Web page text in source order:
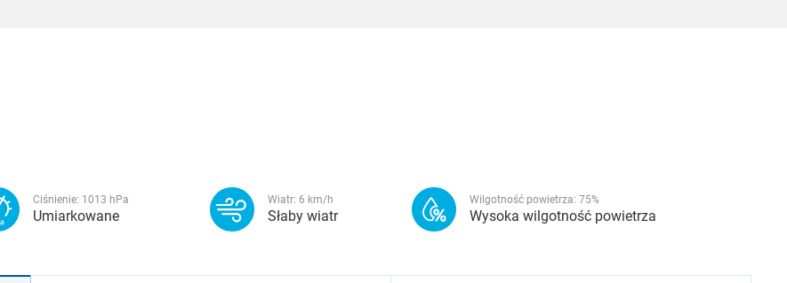
Ciśnienie: 1013 hPa
Umiarkowane
Wiatr: 6 km/h
Słaby wiatr
Wilgotność powietrza: 75%
Wysoka wilgotność powietrza